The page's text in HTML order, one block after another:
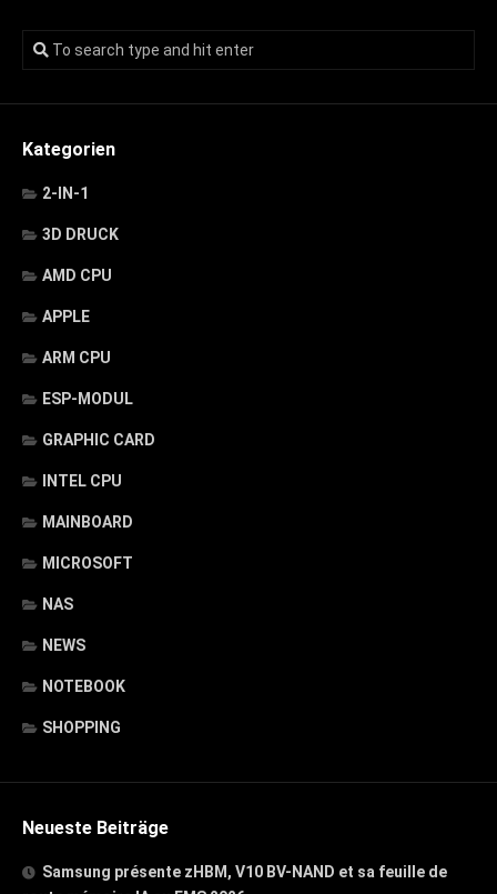
Kategorien
2-IN-1
3D DRUCK
AMD CPU
APPLE
ARM CPU
ESP-MODUL
GRAPHIC CARD
INTEL CPU
MAINBOARD
MICROSOFT
NAS
NEWS
NOTEBOOK
SHOPPING
Neueste Beiträge
Samsung présente zHBM, V10 BV-NAND et sa feuille de